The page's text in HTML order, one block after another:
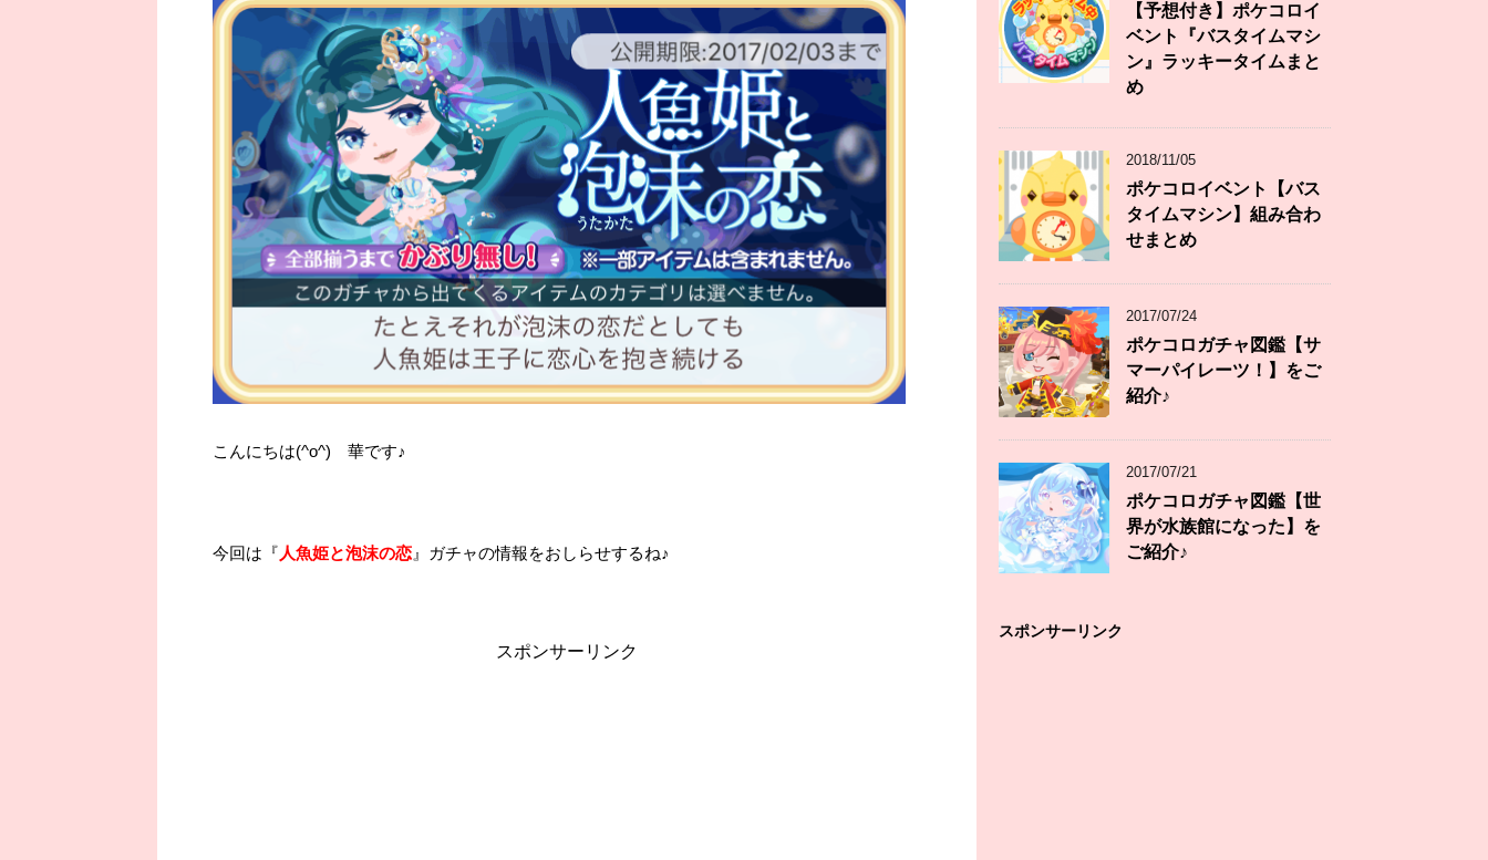
こんにちは(^o^) 華です♪
今回は『 人魚姫と泡沫の恋 』ガチャの情報をおしらせするね♪
スポンサーリンク
【予想付き】ポケコロイ
ベント『バスタイムマシ
ン』ラッキータイムまと
め
2018/11/05
ポケコロイベント【バス
タイムマシン】組み合わ
せまとめ
2017/07/24
ポケコロガチャ図鑑【サ
マーパイレーツ！】をご
紹介♪
2017/07/21
ポケコロガチャ図鑑【世
界が水族館になった】を
ご紹介♪
スポンサーリンク